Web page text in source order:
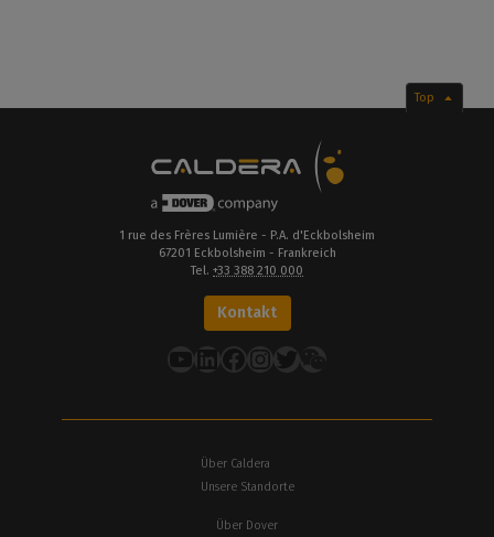
Top
1 rue des Frères Lumière - P.A. d'Eckbolsheim
67201 Eckbolsheim - Frankreich
Tel. +33 388 210 000
Kontakt
YouTube
LinkedIn
Facebook
Instagram
Twitter
Über Caldera
Unsere Standorte
Über Dover